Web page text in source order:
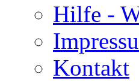
Hilfe -
Kontakt